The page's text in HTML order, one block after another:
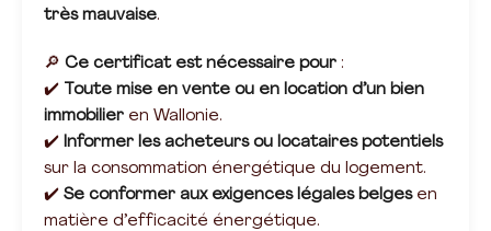
très mauvaise.
🔎 Ce certificat est nécessaire pour :
✔️ Toute mise en vente ou en location d’un bien
immobilier en Wallonie.
✔️ Informer les acheteurs ou locataires potentiels
sur la consommation énergétique du logement.
✔️ Se conformer aux exigences légales belgesen
matière d’efficacité énergétique.